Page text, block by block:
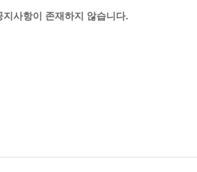
지사항이 존재하지 않습니다.